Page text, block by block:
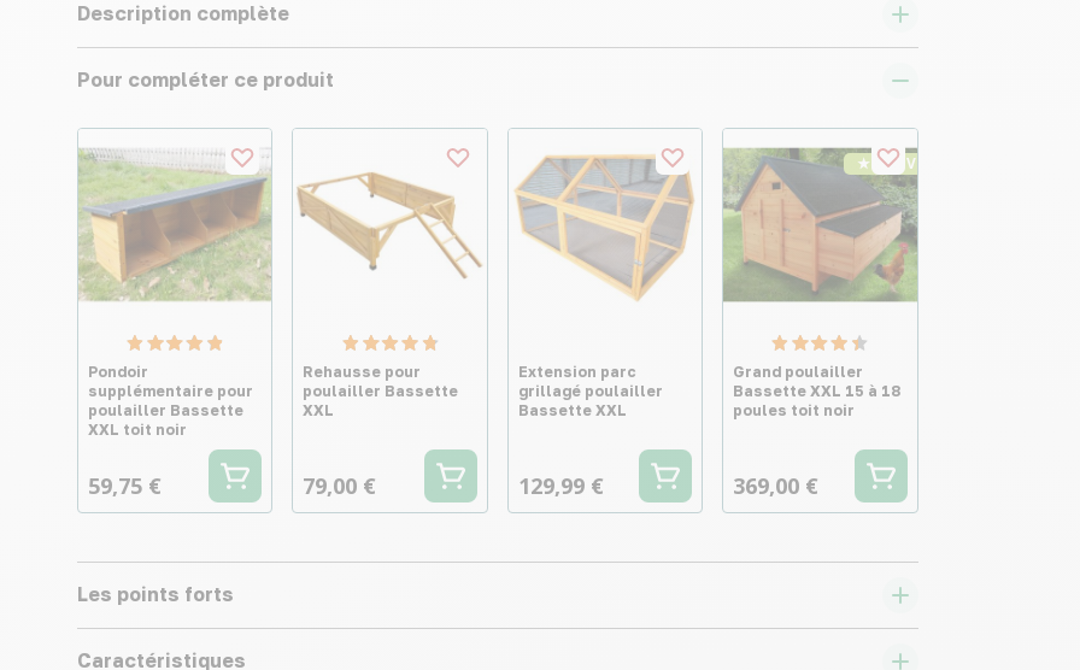
Description complète
Pour compléter ce produit
Pondoir
supplémentaire pour
poulailler Bassette
XXL toit noir
59,75 €
Rehausse pour
poulailler Bassette
XXL
79,00 €
Extension parc
grillagé poulailler
Bassette XXL
129,99 €
★ Top Vente
Grand poulailler
Bassette XXL 15 à 18
poules toit noir
369,00 €
Les points forts
Caractéristiques